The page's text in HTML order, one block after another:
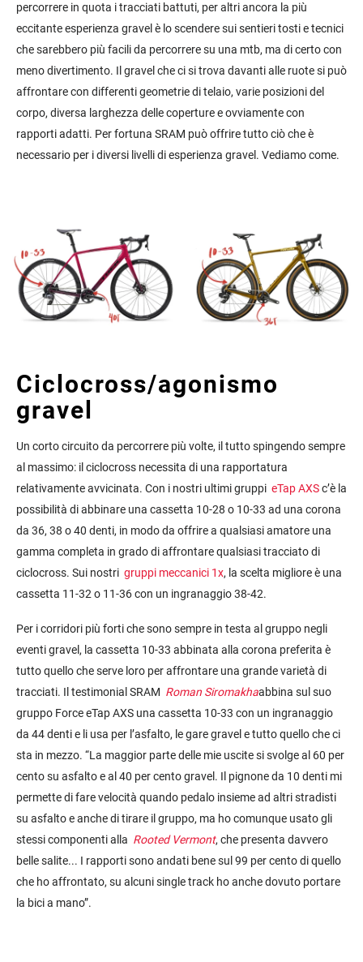
percorrere in quota i tracciati battuti, per altri ancora la più
eccitante esperienza gravel è lo scendere sui sentieri tosti e tecnici
che sarebbero più facili da percorrere su una mtb, ma di certo con
meno divertimento. Il gravel che ci si trova davanti alle ruote si può
affrontare con differenti geometrie di telaio, varie posizioni del
corpo, diversa larghezza delle coperture e ovviamente con
rapporti adatti. Per fortuna SRAM può offrire tutto ciò che è
necessario per i diversi livelli di esperienza gravel. Vediamo come.
Ciclocross/agonismo
gravel
Un corto circuito da percorrere più volte, il tutto spingendo sempre
al massimo: il ciclocross necessita di una rapportatura
relativamente avvicinata. Con i nostri ultimi gruppi eTap AXSc’è la
possibilità di abbinare una cassetta 10-28 o 10-33 ad una corona
da 36, 38 o 40 denti, in modo da offrire a qualsiasi amatore una
gamma completa in grado di affrontare qualsiasi tracciato di
ciclocross. Sui nostri gruppi meccanici 1x, la scelta migliore è una
cassetta 11-32 o 11-36 con un ingranaggio 38-42.
Per i corridori più forti che sono sempre in testa al gruppo negli
eventi gravel, la cassetta 10-33 abbinata alla corona preferita è
tutto quello che serve loro per affrontare una grande varietà di
tracciati. Il testimonial SRAM Roman Siromakhaabbina sul suo
gruppo Force eTap AXS una cassetta 10-33 con un ingranaggio
da 44 denti e li usa per l’asfalto, le gare gravel e tutto quello che ci
sta in mezzo. “La maggior parte delle mie uscite si svolge al 60 per
cento su asfalto e al 40 per cento gravel. Il pignone da 10 denti mi
permette di fare velocità quando pedalo insieme ad altri stradisti
su asfalto e anche di tirare il gruppo, ma ho comunque usato gli
stessi componenti alla Rooted Vermont, che presenta davvero
belle salite... I rapporti sono andati bene sul 99 per cento di quello
che ho affrontato, su alcuni single track ho anche dovuto portare
la bici a mano”.